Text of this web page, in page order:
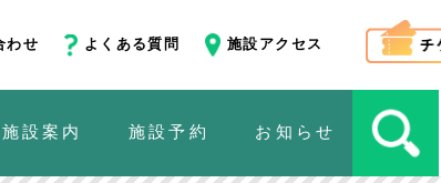
わせ よくある質問 施設アクセス
施設案内 施設予約 お知らせ